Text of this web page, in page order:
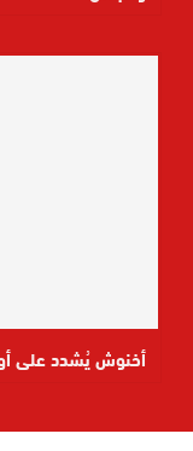
أخنوش يُشدد على